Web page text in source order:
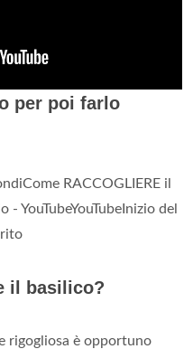
per poi farlo
RACCOGLIERE il
YouTubeYouTubeInizio del
il basilico?
rigogliosa è opportuno